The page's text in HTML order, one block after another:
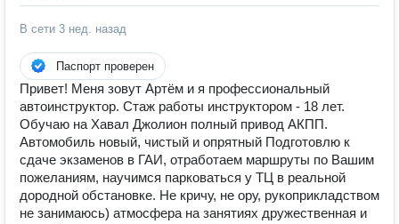
В сети 3 нед. назад
Паспорт проверен
Привет! Меня зовут Артём и я профессиональный
автоинструктор. Стаж работы инструктором - 18 лет.
Обучаю на Хавал Джолион полный привод АКПП.
Автомобиль новый, чистый и опрятный Подготовлю к
сдаче экзаменов в ГАИ, отработаем маршруты по Вашим
пожеланиям, научимся парковаться у ТЦ в реальной
дородной обстановке. Не кричу, не ору, рукоприкладством
не занимаюсь) атмосфера на занятиях дружественная и